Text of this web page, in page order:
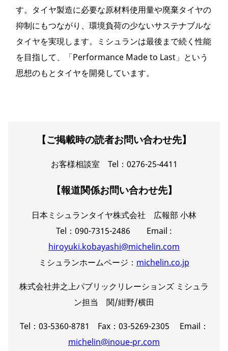
す。タイヤ製造に必要な原材料使用量や廃棄タイヤの
抑制にもつながり、環境負荷の少ないサステナブルな
タイヤを実現します。ミシュランは最後まで続く性能
を目指して、「Performance Made to Last」という
思想のもとタイヤを開発しています。
【ご掲載時の読者お問い合わせ先】
お客様相談室 Tel：0276-25-4411
【報道関係お問い合わせ先】
日本ミシュランタイヤ株式会社 広報部 小林
Tel：090-7315-2486 Email :
hiroyuki.kobayashi@michelin.com
ミシュランホームページ： michelin.co.jp
株式会社井之上パブリックリレーションズ ミシュラ
ン担当 関/紺野/横田
Tel：03-5360-8781 Fax：03-5269-2305 Email：
michelin@inoue-pr.com